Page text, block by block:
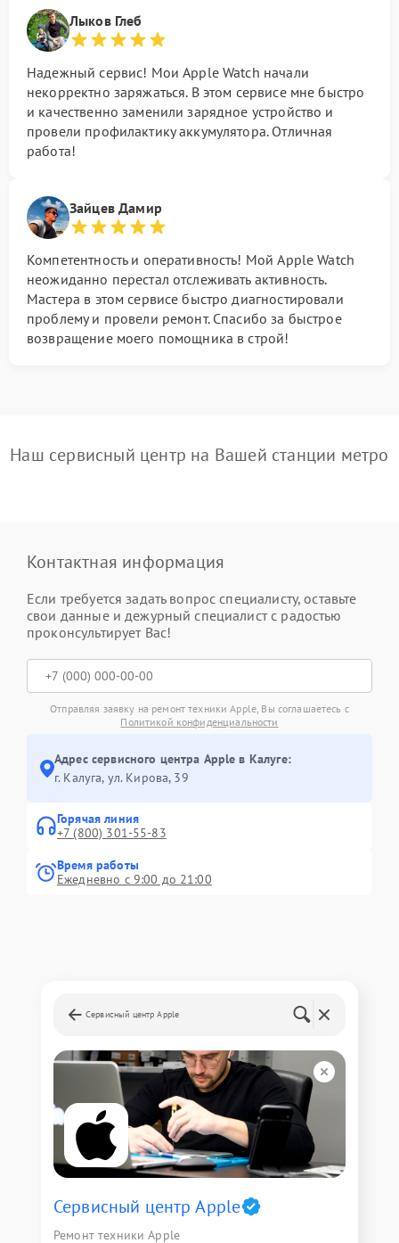
Лыков Глеб
Надежный сервис! Мои Apple Watch начали
некорректно заряжаться. В этом сервисе мне быстро
и качественно заменили зарядное устройство и
провели профилактику аккумулятора. Отличная
работа!
Зайцев Дамир
Компетентность и оперативность! Мой Apple Watch
неожиданно перестал отслеживать активность.
Мастера в этом сервисе быстро диагностировали
проблему и провели ремонт. Спасибо за быстрое
возвращение моего помощника в строй!
Наш сервисный центр на Вашей станции метро
Контактная информация
Если требуется задать вопрос специалисту, оставьте
свои данные и дежурный специалист с радостью
проконсультирует Вас!
Отправляя заявку на ремонт техники Apple, Вы соглашаетесь с
Политикой конфиденциальности
Адрес сервисного центра Apple в Калуге:
г. Калуга, ул. Кирова, 39
Горячая линия
+7 (800) 301-55-83
Время работы
Ежедневно с 9:00 до 21:00
Сервисный центр Apple
Сервисный центр Apple
Ремонт техники Apple